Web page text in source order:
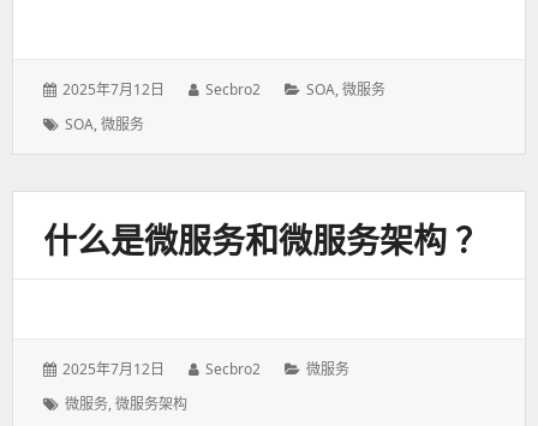
发
于：
2025年7月12日
作
Secbro2
分
SOA,微服务
标
SOA,微服务
什么是微服务和微服务架构 ？
发
表
于：
2025年7月12日
作
Secbro2
分
微服务
标
微服务,微服务架构